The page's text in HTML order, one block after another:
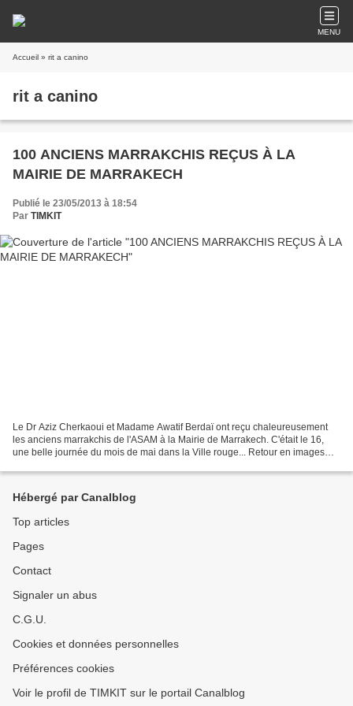
MENU
Accueil » rit a canino
rit a canino
100 ANCIENS MARRAKCHIS REÇUS À LA
MAIRIE DE MARRAKECH
Publié le 23/05/2013 à 18:54
Par TIMKIT
Le Dr Aziz Cherkaoui et Madame Awatif Berdaï ont reçu chaleureusement
les anciens marrakchis de l'ASAM à la Mairie de Marrakech. C'était le 16,
une belle journée du mois de mai dans la Ville rouge... Retour en images
Hébergé par Canalblog
Top articles
Pages
Contact
Signaler un abus
C.G.U.
Cookies et données personnelles
Préférences cookies
Voir le profil de TIMKIT sur le portail Canalblog